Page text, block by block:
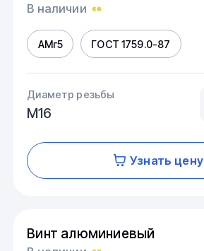
В наличии
АМг5 ГОСТ 1759.0-87
Диаметр резьбы
М16
Узнать цену
Винт алюминиевый